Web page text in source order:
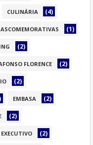
CULINÁRIA (4)
(1)
(2)
FLORENCE (2)
(2)
EMBASA (2)
(2)
EXECUTIVO (2)